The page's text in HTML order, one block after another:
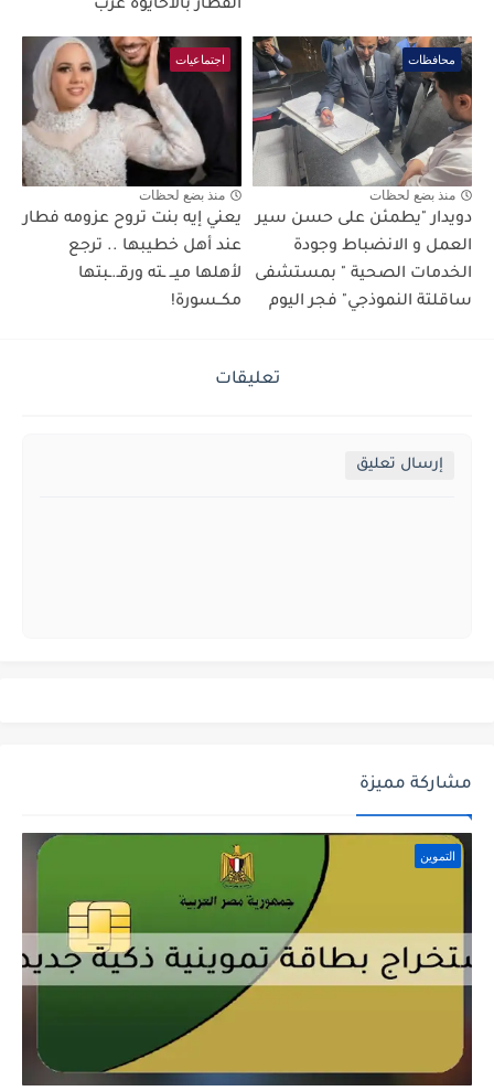
القطار بالاحايوة غرب
محافظات
منذ بضع لحظات
دويدار "يطمئن على حسن سير
العمل و الانضباط وجودة
الخدمات الصحية " بمستشفى
ساقلتة النموذجي" فجر اليوم
اجتماعيات
منذ بضع لحظات
يعني إيه بنت تروح عزومه فطار
عند أهل خطيبها .. ترجع
لأهلها ميــ ـته ورقـ.ـبتها
مكــسورة!
تعليقات
إرسال تعليق
مشاركة مميزة
التموين